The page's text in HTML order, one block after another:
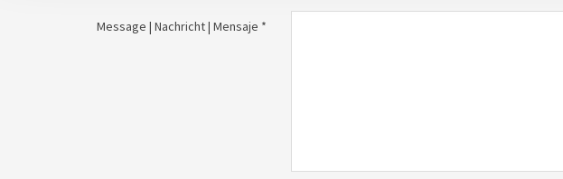
Message | Nachricht | Mensaje *